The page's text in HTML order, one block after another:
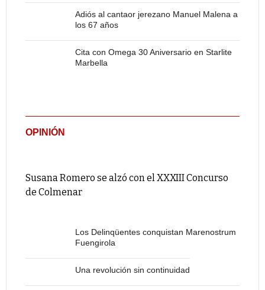
Adiós al cantaor jerezano Manuel Malena a
los 67 años
Cita con Omega 30 Aniversario en Starlite
Marbella
OPINIÓN
Susana Romero se alzó con el XXXIII Concurso
de Colmenar
Los Delinqüentes conquistan Marenostrum
Fuengirola
Una revolución sin continuidad